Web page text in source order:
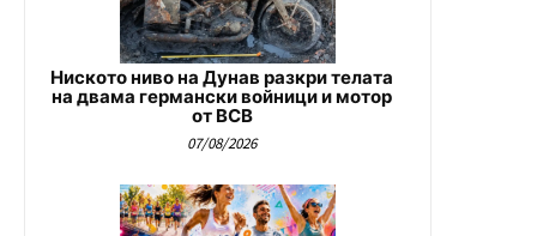
Ниското ниво на Дунав разкри телата
на двама германски войници и мотор
от ВСВ
07/08/2026